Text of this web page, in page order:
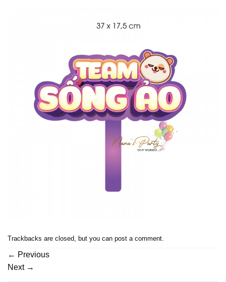
Trackbacks are closed, but you can post a comment.
← Previous
Next →